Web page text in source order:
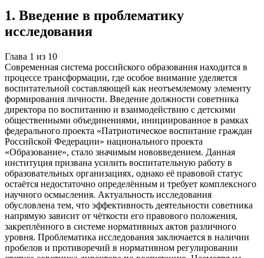
1. Введение в проблематику
исследования
Глава 1 из 10
Современная система российского образования находится в
процессе трансформации, где особое внимание уделяется
воспитательной составляющей как неотъемлемому элементу
формирования личности. Введение должности советника
директора по воспитанию и взаимодействию с детскими
общественными объединениями, инициированное в рамках
федерального проекта «Патриотическое воспитание граждан
Российской Федерации» национального проекта
«Образование», стало значимым нововведением. Данная
институция призвана усилить воспитательную работу в
образовательных организациях, однако её правовой статус
остаётся недостаточно определённым и требует комплексного
научного осмысления. Актуальность исследования
обусловлена тем, что эффективность деятельности советника
напрямую зависит от чёткости его правового положения,
закреплённого в системе нормативных актов различного
уровня. Проблематика исследования заключается в наличии
пробелов и противоречий в нормативном регулировании